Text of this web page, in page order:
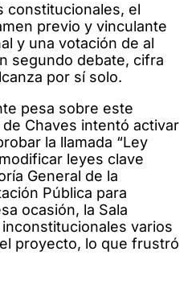
constitucionales, el
previo y vinculante
y una votación de al
segundo debate, cifra
por sí solo.
pesa sobre este
Chaves intentó activar
la llamada “Ley
leyes clave
General de la
Pública para
ocasión, la Sala
varios
proyecto, lo que frustró